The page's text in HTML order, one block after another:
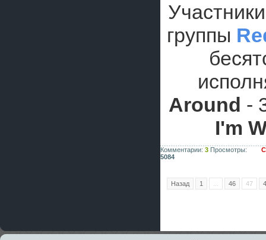
группы
Around -
I'm
Комментарии: 3 Просмотры:
5084
Назад 1 46 47